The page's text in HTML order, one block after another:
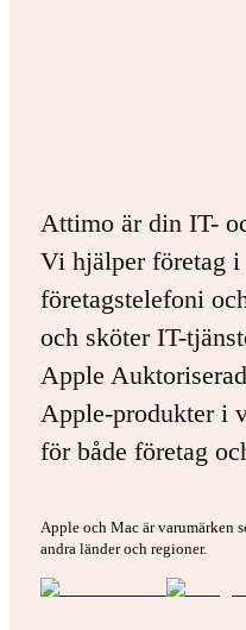
Attimo är din IT-
Vi hjälper företag
företagstelefoni
och sköter IT-
Apple
Apple-produkter i
för både företag
Apple och Mac är varumärken
andra länder och regioner.